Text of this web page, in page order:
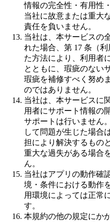
情報の完全性・有用性
当社に故意または重大
責任を負いません。
当社は、本サービスの
れた場合、第 17 条（
た方法により、利用者
とともに、瑕疵のない
瑕疵を補修すべく努め
のではありません。
当社は、本サービスに
用者にサポート情報の
サポートは行いません
して問題が生じた場合
担により解決するもの
重大な過失がある場合
ん。
当社はアプリの動作確
境・条件における動作
用環境によっては正常
す。
本規約の他の規定にか